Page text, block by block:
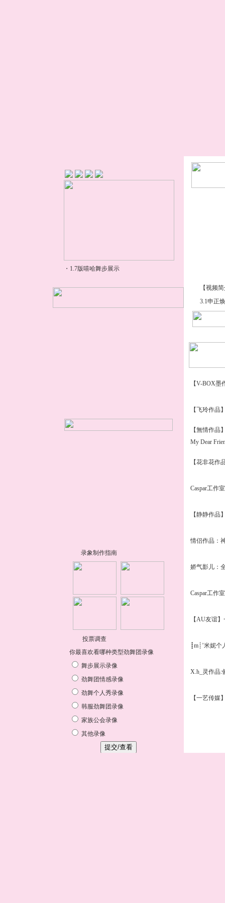
【视频
3.1申正
【V-BOX
【飞玲作品
【無情作
My Dear
【花非花作
Caspar工作
【静静作品
情侣作品：
娇气影儿：
Caspar工作
【AU友谊
┋m┊’米妮个
X.h_灵作品:
【一艺传媒